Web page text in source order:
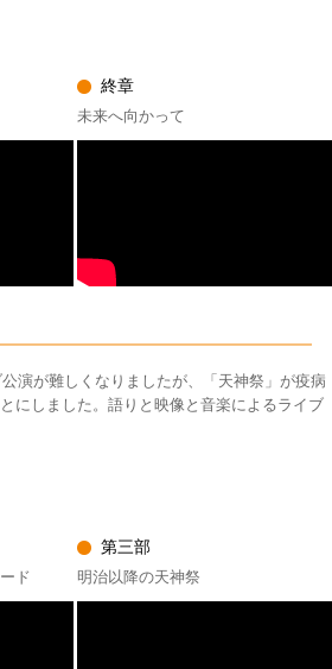
終章
未来へ向かって
演が難しくなりましたが、「天神祭」が疫病
にしました。語りと映像と音楽によるライブ
ド
第三部
明治以降の天神祭